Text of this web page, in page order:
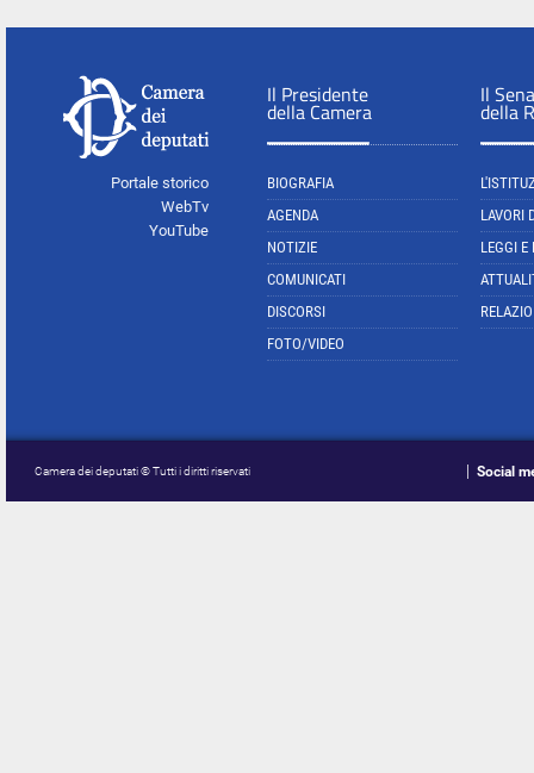
Portale storico
WebTv
YouTube
Il Presidente
della Camera
BIOGRAFIA
AGENDA
NOTIZIE
COMUNICATI
DISCORSI
FOTO/VIDEO
Il
della
LAVORI
LEGGI E
Camera dei deputati © Tutti i diritti riservati Social